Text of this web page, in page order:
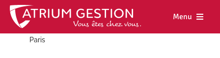
Skip
content
Menu
Paris